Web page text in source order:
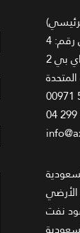
نفت
00971
04